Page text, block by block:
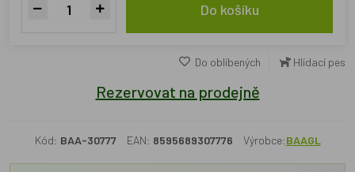
Do košíku
Do oblíbených Hlídací pes
Rezervovat na prodejně
Kód: BAA-30777 EAN: 8595689307776 Výrobce:BAAGL